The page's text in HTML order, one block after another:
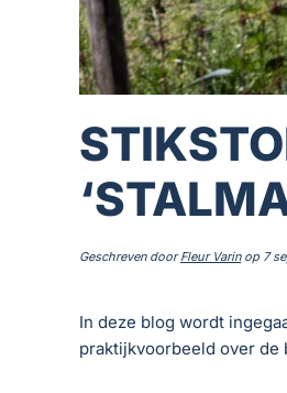
Geschreven doorFleur Varinop 7
In deze blog wordt
praktijkvoorbeeld over de